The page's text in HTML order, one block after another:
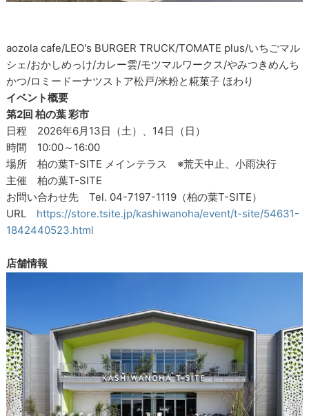
aozola cafe/LEO's BURGER TRUCK/TOMATE plus/いちごマル
シェ/おかしめっけ/カレー雲/モツマルワークス/やみつきめんち
かつ/ロミードーナツストア松戸/米粉と糀菓子 ほわり
イベント概要
第2回 柏の葉 彩市
日程 2026年6月13日（土）、14日（日）
時間 10:00～16:00
場所 柏の葉T-SITE メインテラス ※荒天中止、小雨決行
主催 柏の葉T-SITE
お問い合わせ先 Tel. 04-7197-1119（柏の葉T-SITE）
URL https://store.tsite.jp/kashiwanoha/event/t-site/54631-
1842440523.html
店舗情報